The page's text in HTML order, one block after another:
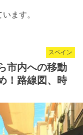
ます。
スペイン
市内への移動
！路線図、時